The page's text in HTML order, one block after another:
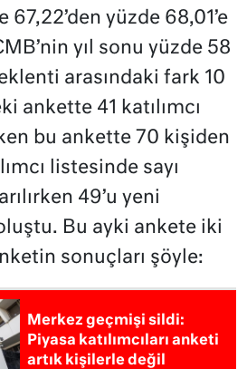
yüzde 68,01’e
yıl sonu yüzde 58
arasındaki fark 10
ankette 41 katılımcı
bu ankette 70 kişiden
listesinde sayı
49’u yeni
Bu ayki ankete iki
sonuçları şöyle:
Merkez geçmişi sildi:
Piyasa katılımcıları anketi
artık kişilerle değil